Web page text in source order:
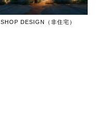
SHOP DESIGN（非住宅）